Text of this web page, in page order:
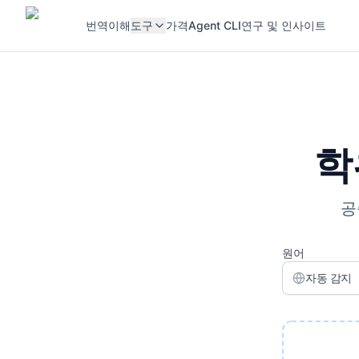
번역이해 도구 가격Agent CLI연구 및 인사이트
원어
자동 감지